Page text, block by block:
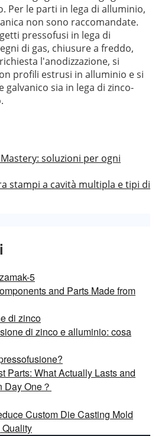
Per le parti in lega di alluminio,
non sono raccomandate.
pressofusi in lega di
di gas, chiusure a freddo,
l'anodizzazione, si
profili estrusi in alluminio e si
galvanico sia in lega di zinco-
soluzioni per ogni
stampi a cavità multipla e tipi di
5
and Parts Made from
di zinco
di zinco e alluminio: cosa
Parts: What Actually Lasts and
Day One？
Custom Die Casting Mold